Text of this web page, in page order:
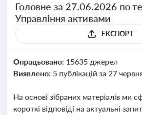
Головне за 27.06.2026 по
Управління активами
ЕКСПОРТ
Опрацьовано: 15635 джерел
Виявлено: 5 публікацій за 27
На основі зібраних матеріалів ми
короткі відповіді на актуальні